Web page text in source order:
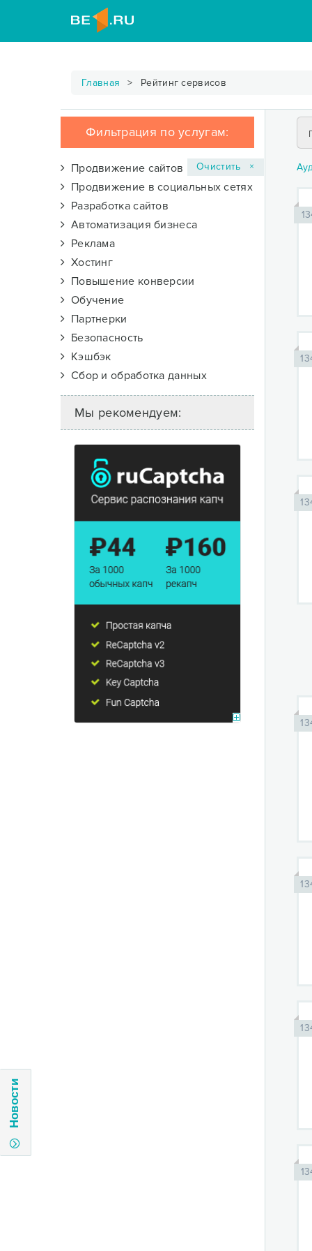
Новости
Главная Рейтинг сервисов
Фильтрация по услугам:
Продвижение сайтов
Продвижение в социальных сетях
Разработка сайтов
Автоматизация бизнеса
Реклама
Хостинг
Повышение конверсии
Обучение
Партнерки
Безопасность
Кэшбэк
Сбор и обработка данных
Очистить ×
Мы рекомендуем: